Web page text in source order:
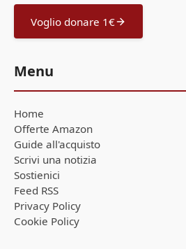
Voglio donare 1€
Menu
Home
Offerte Amazon
Guide all'acquisto
Scrivi una notizia
Sostienici
Feed RSS
Privacy Policy
Cookie Policy